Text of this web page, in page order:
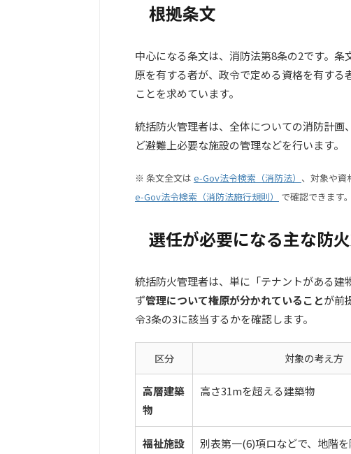
根拠条文
中心になる条文は、消防法第8条の2です。
原を有する者が、政令で定める資格を有する
ことを求めています。
統括防火管理者は、全体についての消防計
ど避難上必要な施設の管理などを行います。
※ 条文全文は e-Gov法令検索（消防法） 、対象や資
e-Gov法令検索（消防法施行規則）
で確認できます。
選任が必要になる主な防
統括防火管理者は、単に「テナントがある
ず管理について権原が分かれていることが前
令3条の3に該当するかを確認します。
区分 対象の考え方
高層建築
物
高さ31mを超える建築物
福祉施設
別表第一(6)項ロなどで、地階